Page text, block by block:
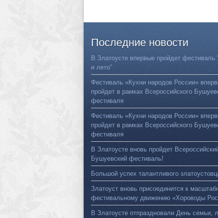
Последние новости
В Златоусте впервые пройдет фестиваль
и лето"
Фестиваль «Кухни народов России»
пройдет в рамках Всероссийского
фестиваля
Фестиваль «Кухни народов России»
пройдет в рамках Всероссийского
фестиваля
В Златоусте вновь пройдет
Бушуевский фестиваль!
Большой успех талантливого
Златоуст вновь присоединится к
фестивальному движению «Хороводы
В Златоусте отпраздновали День семьи,